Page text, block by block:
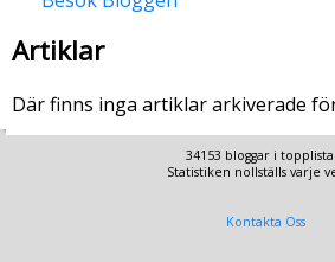
Artiklar
Där finns inga artiklar arkiverade
34153 bloggar i
Statistiken nollställs varje
Kontakta Oss